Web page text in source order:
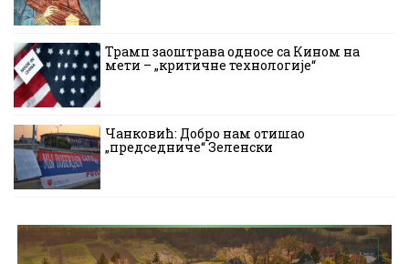
Трамп заоштрава односе са Кином на
мети – „критичне технологије“
Чанковић: Добро нам отишао
„председниче“ Зеленски